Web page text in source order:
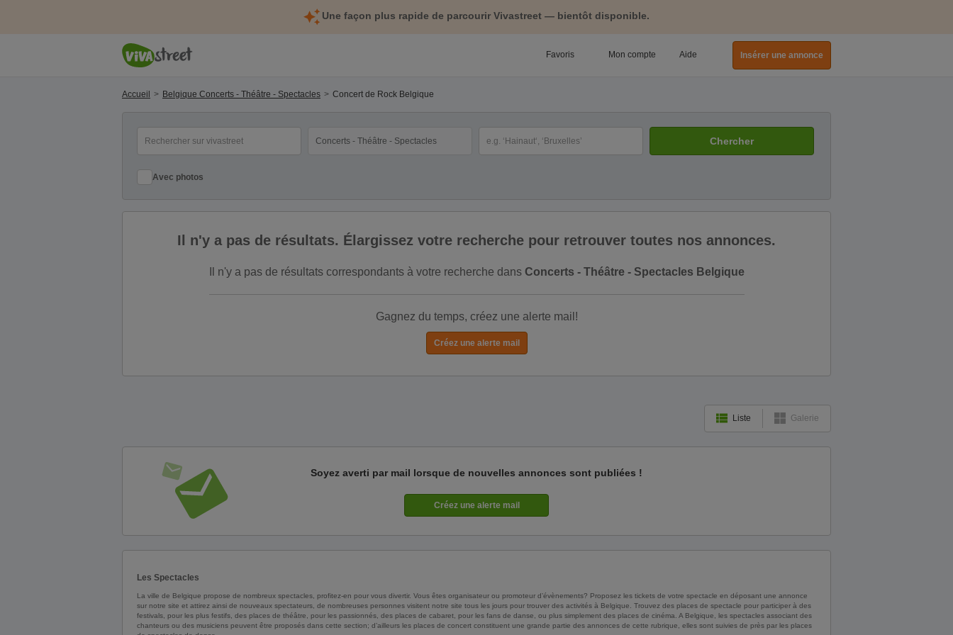
Une façon plus rapide de parcourir Vivastreet — bientôt disponible.
Favoris Mon compte Aide Insérer une annonce
Accueil Belgique Concerts - Théâtre - Spectacles Concert de Rock Belgique
Chercher
Avec photos
Il n'y a pas de résultats. Élargissez votre recherche pour retrouver toutes nos annonces.
Il n'y a pas de résultats correspondants à votre recherche dans Concerts - Théâtre - Spectacles Belgique
Gagnez du temps, créez une alerte mail!
Liste Galerie
Soyez averti par mail lorsque de nouvelles annonces sont publiées !
Les Spectacles
La ville de Belgique propose de nombreux spectacles, profitez-en pour vous divertir. Vous êtes organisateur ou promoteur d’évènements? Proposez les tickets de votre spectacle en déposant une annonce
sur notre site et attirez ainsi de nouveaux spectateurs, de nombreuses personnes visitent notre site tous les jours pour trouver des activités à Belgique. Trouvez des places de spectacle pour participer à des
festivals, pour les plus festifs, des places de théâtre, pour les passionnés, des places de cabaret, pour les fans de danse, ou plus simplement des places de cinéma. A Belgique, les spectacles associant des
chanteurs ou des musiciens peuvent être proposés dans cette section; d’ailleurs les places de concert constituent une grande partie des annonces de cette rubrique, elles sont suivies de près par les places